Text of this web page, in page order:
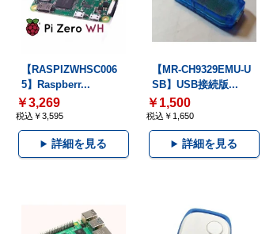
【RASPIZWHSC006
5】Raspberr...
￥3,269
税込￥3,595
詳細を見る
【MR-CH9329EMU-U
SB】USB接続版...
￥1,500
税込￥1,650
詳細を見る